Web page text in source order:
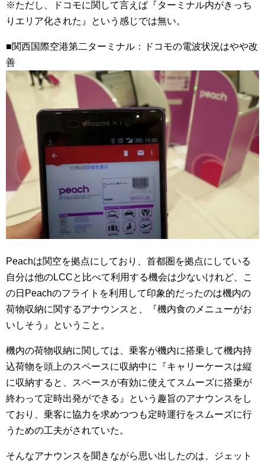
※ただし、ドコモに関して言えば『ターミナル内がきっち
りエリア化された』という感じでは無い。
■関西国際空港第二ターミナル：ドコモの電波状況はやや改
善
Peachは関空を拠点にしており、首都圏を拠点にしている
自分は他のLCCと比べて利用する機会は少ないけれど、こ
の日Peachのフライトを利用して印象的だったのは機内の
荷物収納に関するアナウンスと、『機内食のメニューがお
いしそう』ということ。
機内の荷物収納に関しては、乗客が機内に搭乗して機内持
込荷物を頭上のスペースに収納中に『キャリーケースは縦
に収納すると、スペースが有効に使えてスムーズに搭乗が
終わって定時出発ができる』という趣旨のアナウンスをし
ており、乗客に協力を求めつつも定時運行をスムーズに行
うための工夫がされていた。
そんなアナウンスを聞きながら思い出したのは、ジェット